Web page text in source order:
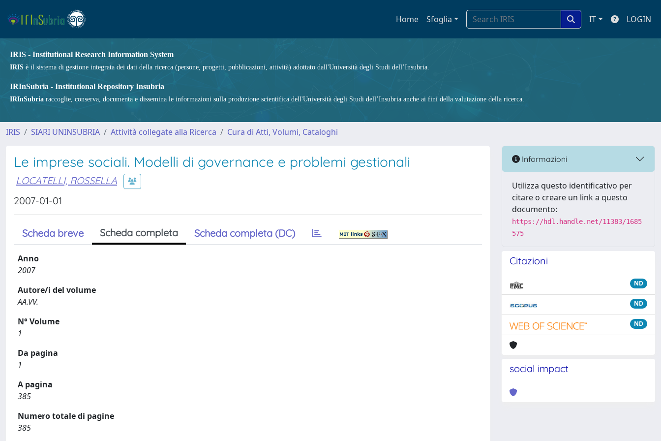
Home Sfoglia IT LOGIN
IRIS - Institutional Research Information System
IRIS è il sistema di gestione integrata dei dati della ricerca (persone, progetti, pubblicazioni, attività) adottato dall'Università degli Studi dell’Insubria.
IRInSubria - Institutional Repository Insubria
IRInSubria raccoglie, conserva, documenta e dissemina le informazioni sulla produzione scientifica dell'Università degli Studi dell’Insubria anche ai fini della valutazione della ricerca.
IRIS SIARI UNINSUBRIA Attività collegate alla Ricerca Cura di Atti, Volumi, Cataloghi
Le imprese sociali. Modelli di governance e problemi gestionali
LOCATELLI, ROSSELLA
2007-01-01
Scheda breve Scheda completa Scheda completa (DC)
Anno
2007
Autore/i del volume
AA.VV.
N° Volume
1
Da pagina
1
A pagina
385
Numero totale di pagine
385
Informazioni
Utilizza questo identificativo per
citare o creare un link a questo
documento:
https://hdl.handle.net/11383/1685
575
Citazioni
ND
ND
ND
social impact